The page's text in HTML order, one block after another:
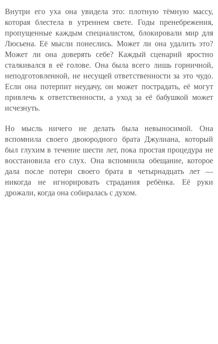
Внутри его уха она увидела это: плотную тёмную массу,
которая блестела в утреннем свете. Годы пренебрежения,
пропущенные каждым специалистом, блокировали мир для
Люсьена. Её мысли понеслись. Может ли она удалить это?
Может ли она доверять себе? Каждый сценарий яростно
сталкивался в её голове. Она была всего лишь горничной,
неподготовленной, не несущей ответственности за это чудо.
Если она потерпит неудачу, он может пострадать, её могут
привлечь к ответственности, а уход за её бабушкой может
исчезнуть.
Но мысль ничего не делать была невыносимой. Она
вспомнила своего двоюродного брата Джулиана, который
был глухим в течение шести лет, пока простая процедура не
восстановила его слух. Она вспомнила обещание, которое
дала после потери своего брата в четырнадцать лет —
никогда не игнорировать страдания ребёнка. Её руки
дрожали, когда она собиралась с духом.